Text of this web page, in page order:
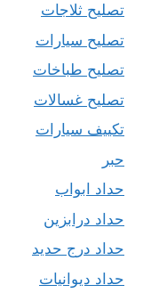
تصليح ثلاجات
تصليح سيارات
تصليح طباخات
تصليح غسالات
تكييف سيارات
حبر
حداد ابواب
حداد درابزين
حداد درج حديد
حداد ديوانيات